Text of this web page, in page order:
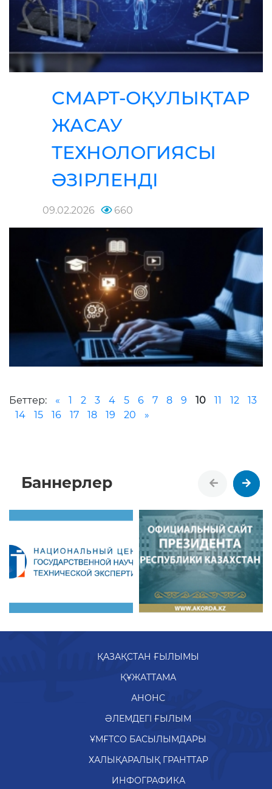
СМАРТ-ОҚУЛЫҚТАР
ЖАСАУ
ТЕХНОЛОГИЯСЫ
ӘЗІРЛЕНДІ
09.02.2026 660
Беттер: « 1 2 3 4 5 6 7 8 9 10 11 12
13
14
15 16 17 18 19 20 »
Баннерлер
ҚАЗАҚСТАН ҒЫЛЫМЫ
ҚҰЖАТТАМА
АНОНС
ӘЛЕМДЕГІ ҒЫЛЫМ
ҰМҒТСО БАСЫЛЫМДАРЫ
ХАЛЫҚАРАЛЫҚ ГРАНТТАР
ИНФОГРАФИКА